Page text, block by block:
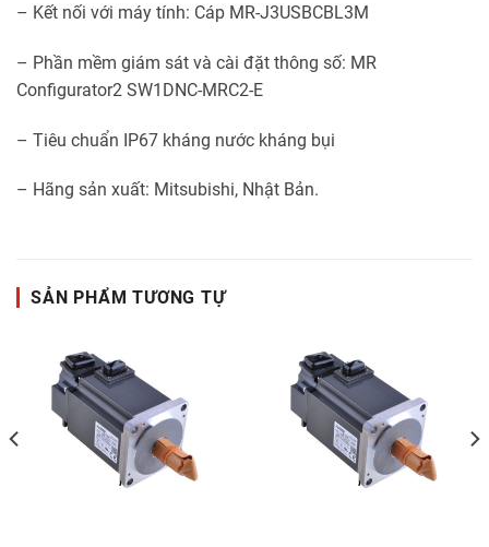
– Kết nối với máy tính: Cáp MR-J3USBCBL3M
– Phần mềm giám sát và cài đặt thông số: MR
Configurator2 SW1DNC-MRC2-E
– Tiêu chuẩn IP67 kháng nước kháng bụi
– Hãng sản xuất: Mitsubishi, Nhật Bản.
SẢN PHẨM TƯƠNG TỰ